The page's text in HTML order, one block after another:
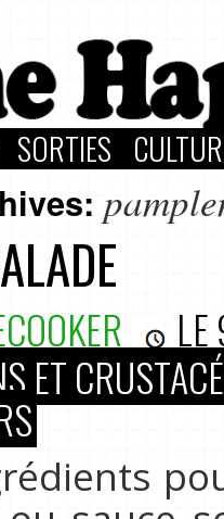
SORTIES
LE
ET